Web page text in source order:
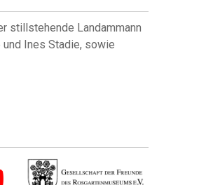
stillstehende Landammann
Ines Stadie, sowie